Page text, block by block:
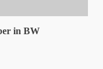
in BW